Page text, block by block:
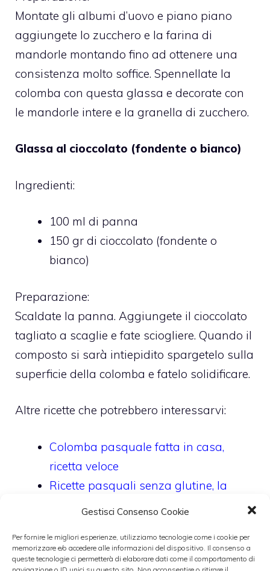
Gestisci Consenso Cookie
Per fornire le migliori esperienze, utilizziamo tecnologie come i cookie per
memorizzare e/o accedere alle informazioni del dispositivo. Il consenso a
queste tecnologie ci permetterà di elaborare dati come il comportamento di
Montate gli albumi d’uovo e piano piano
aggiungete lo zucchero e la farina di
mandorle montando fino ad ottenere una
consistenza molto soffice. Spennellate la
colomba con questa glassa e decorate con
le mandorle intere e la granella di zucchero.
Glassa al cioccolato (fondente o bianco)
Ingredienti:
100 ml di panna
150 gr di cioccolato (fondente o
bianco)
Preparazione:
Scaldate la panna. Aggiungete il cioccolato
tagliato a scaglie e fate sciogliere. Quando il
composto si sarà intiepidito spargetelo sulla
superficie della colomba e fatelo solidificare.
Altre ricette che potrebbero interessarvi:
Colomba pasquale fatta in casa,
ricetta veloce
Ricette pasquali senza glutine, la
colomba
mascarpone
Ricette pasquali, la colomba al